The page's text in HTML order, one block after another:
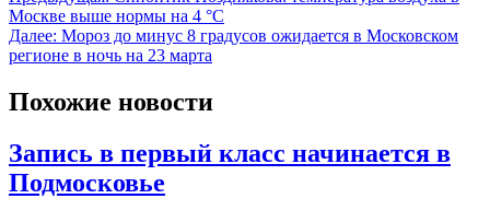
Москве выше нормы на 4 °C
Далее: Мороз до минус 8 градусов ожидается в Московском
регионе в ночь на 23 марта
Похожие новости
Запись в первый класс начинается в
Подмосковье